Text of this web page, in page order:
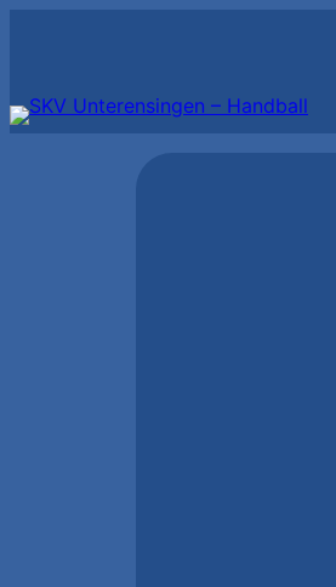
springen